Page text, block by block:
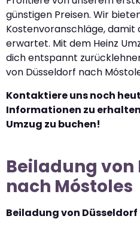
günstigen Preisen. Wir
Kostenvoranschläge, damit
erwartet. Mit dem Heinz
dich entspannt
von Düsseldorf nach
Kontaktiere uns noch
Informationen zu
Umzug zu buchen!
Beiladung von
nach Móstoles
Beiladung von